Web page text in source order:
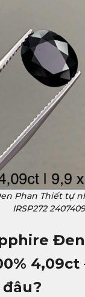
Phan Thiết tự
IRSP272 2407409
4,09ct